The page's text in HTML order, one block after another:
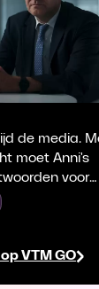
VTM GO
de media.
moet Anni's
voor